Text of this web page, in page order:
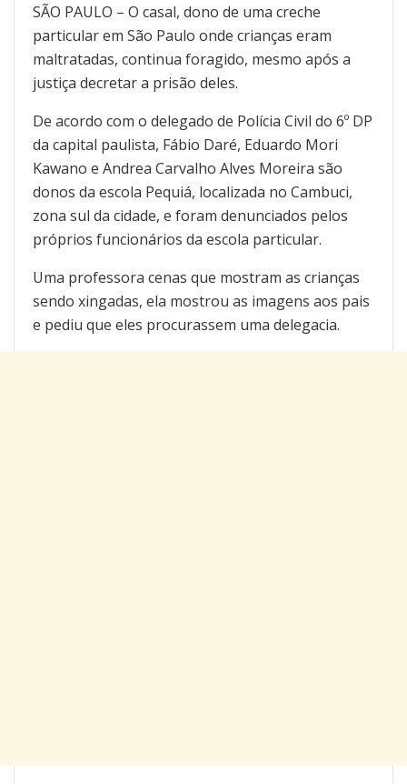
SÃO PAULO – O casal, dono de uma creche
particular em São Paulo onde crianças eram
maltratadas, continua foragido, mesmo após a
justiça decretar a prisão deles.
De acordo com o delegado de Polícia Civil do 6º DP
da capital paulista, Fábio Daré, Eduardo Mori
Kawano e Andrea Carvalho Alves Moreira são
donos da escola Pequiá, localizada no Cambuci,
zona sul da cidade, e foram denunciados pelos
próprios funcionários da escola particular.
Uma professora cenas que mostram as crianças
sendo xingadas, ela mostrou as imagens aos pais
e pediu que eles procurassem uma delegacia.